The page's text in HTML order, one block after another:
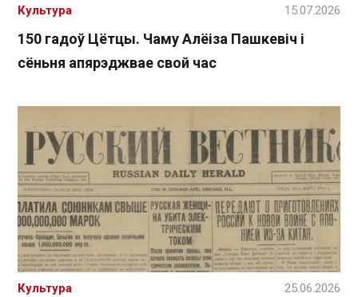
150 гадоў Цётцы. Чаму Алёіза Пашкевіч і
сёньня апярэджвае свой час
Культура 15.07.2026
Культура 25.06.2026